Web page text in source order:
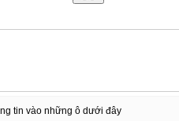
tin vào những ô dưới đây